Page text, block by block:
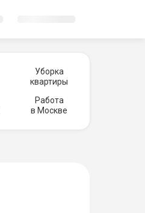
Уборка
квартиры
Работа
в Москве